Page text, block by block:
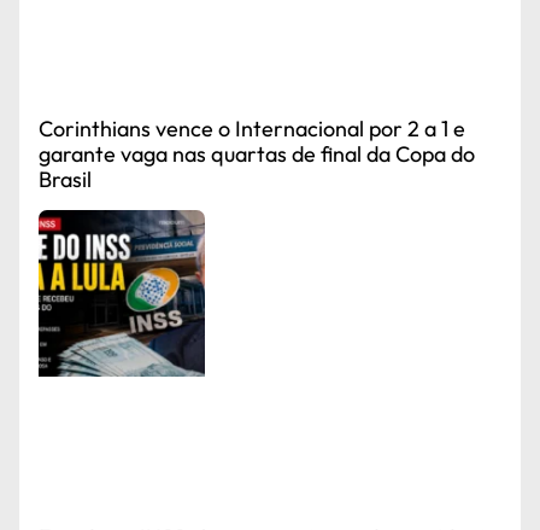
Corinthians vence o Internacional por 2 a 1 e
garante vaga nas quartas de final da Copa do
Brasil